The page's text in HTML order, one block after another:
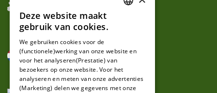
GERMAN
Deze website maakt
gebruik van cookies.
We gebruiken cookies voor de
(functionele)werking van onze website en
voor het analyseren(Prestatie) van
bezoekers op onze website. Voor het
analyseren en meten van onze advertenties
(Marketing) delen we gegevens met onze